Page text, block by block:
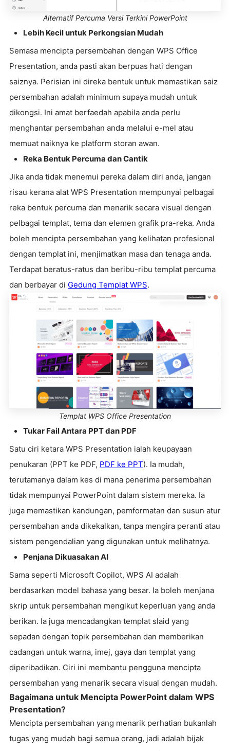
Alternatif Percuma Versi Terkini PowerPoint
Lebih Kecil untuk Perkongsian Mudah
Semasa mencipta persembahan dengan WPS Office
Presentation, anda pasti akan berpuas hati dengan
saiznya. Perisian ini direka bentuk untuk memastikan saiz
persembahan adalah minimum supaya mudah untuk
dikongsi. Ini amat berfaedah apabila anda perlu
menghantar persembahan anda melalui e-mel atau
memuat naiknya ke platform storan awan.
Reka Bentuk Percuma dan Cantik
Jika anda tidak menemui pereka dalam diri anda, jangan
risau kerana alat WPS Presentation mempunyai pelbagai
reka bentuk percuma dan menarik secara visual dengan
pelbagai templat, tema dan elemen grafik pra-reka. Anda
boleh mencipta persembahan yang kelihatan profesional
dengan templat ini, menjimatkan masa dan tenaga anda.
Terdapat beratus-ratus dan beribu-ribu templat percuma
dan berbayar di Gedung Templat WPS.
Templat WPS Office Presentation
Tukar Fail Antara PPT dan PDF
Satu ciri ketara WPS Presentation ialah keupayaan
penukaran (PPT ke PDF, PDF ke PPT). Ia mudah,
terutamanya dalam kes di mana penerima persembahan
tidak mempunyai PowerPoint dalam sistem mereka. Ia
juga memastikan kandungan, pemformatan dan susun atur
persembahan anda dikekalkan, tanpa mengira peranti atau
sistem pengendalian yang digunakan untuk melihatnya.
Penjana Dikuasakan AI
Sama seperti Microsoft Copilot, WPS AI adalah
berdasarkan model bahasa yang besar. Ia boleh menjana
skrip untuk persembahan mengikut keperluan yang anda
berikan. Ia juga mencadangkan templat slaid yang
sepadan dengan topik persembahan dan memberikan
cadangan untuk warna, imej, gaya dan templat yang
diperibadikan. Ciri ini membantu pengguna mencipta
persembahan yang menarik secara visual dengan mudah.
Bagaimana untuk Mencipta PowerPoint dalam WPS
Presentation?
Mencipta persembahan yang menarik perhatian bukanlah
tugas yang mudah bagi semua orang, jadi adalah bijak